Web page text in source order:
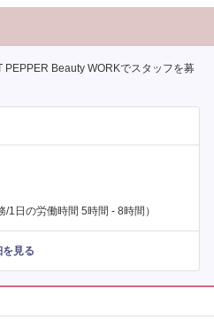
PEPPER Beauty WORKでスタッフを募
1日の労働時間 5時間 - 8時間）
を見る